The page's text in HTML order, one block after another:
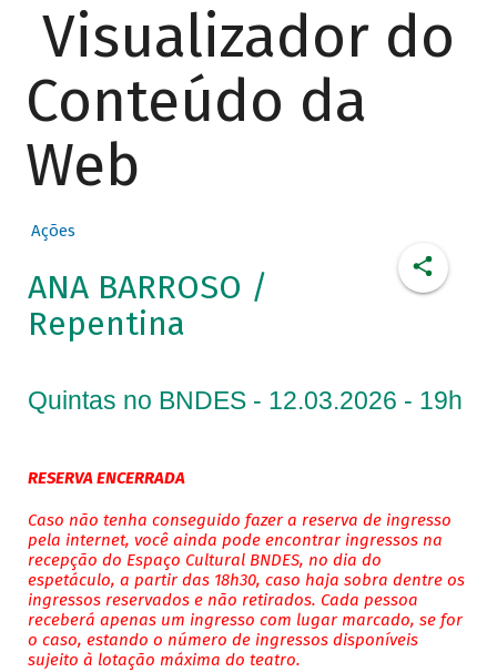
Visualizador do
Conteúdo da
Web
Ações
ANA BARROSO /
Repentina
Quintas no BNDES - 12.03.2026 - 19h
RESERVA ENCERRADA
Caso não tenha conseguido fazer a reserva de ingresso
pela internet, você ainda pode encontrar ingressos na
recepção do Espaço Cultural BNDES, no dia do
espetáculo, a partir das 18h30, caso haja sobra dentre os
ingressos reservados e não retirados. Cada pessoa
receberá apenas um ingresso com lugar marcado, se for
o caso, estando o número de ingressos disponíveis
sujeito à lotação máxima do teatro.